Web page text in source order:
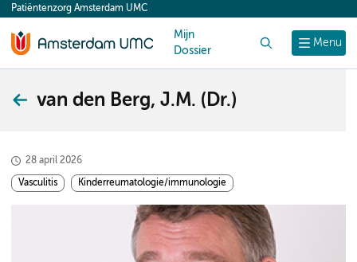
content
Menu
Patiëntenzorg Amsterdam UMC
Mijn
Dossier
van den Berg, J.M. (Dr.)
28 april 2026
Vasculitis Kinderreumatologie/immunologie